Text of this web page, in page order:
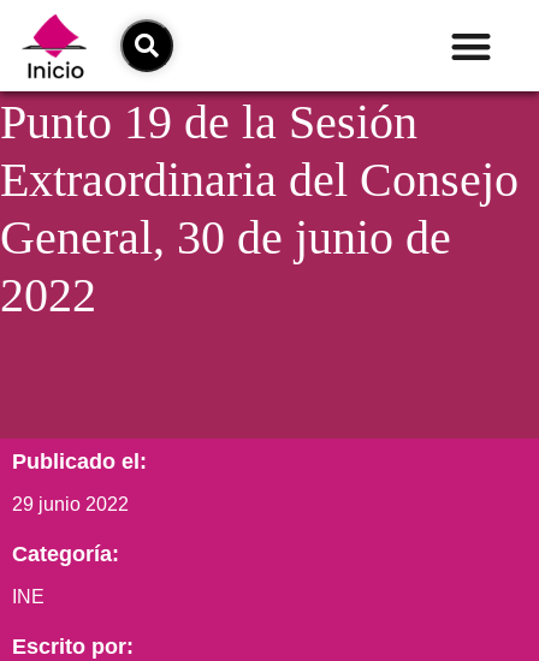
Punto 19 de la Sesión
Extraordinaria del Consejo
General, 30 de junio de
2022
Publicado el:
29 junio 2022
Categoría:
INE
Escrito por: